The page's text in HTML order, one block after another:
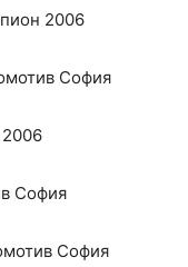
2006
София
София
София